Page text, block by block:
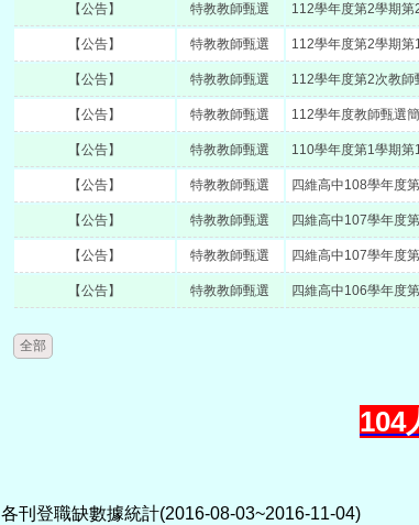
【公告】 特教教師甄選 112學年度第2學期
【公告】 特教教師甄選 112學年度第2學期
【公告】 特教教師甄選 112學年度第2次教師
【公告】 特教教師甄選 112學年度教師甄選
【公告】 特教教師甄選 110學年度第1學期第
【公告】 特教教師甄選 四維高中108學年度
【公告】 特教教師甄選 四維高中107學年度
【公告】 特教教師甄選 四維高中107學年度
【公告】 特教教師甄選 四維高中106學年度
全部
104
各刊登職缺數據統計(2016-08-03~2016-11-04)